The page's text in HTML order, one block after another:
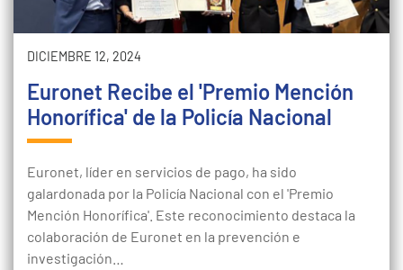
DICIEMBRE 12, 2024
Euronet Recibe el 'Premio Mención
Honorífica' de la Policía Nacional
Euronet, líder en servicios de pago, ha sido
galardonada por la Policía Nacional con el 'Premio
Mención Honorífica'. Este reconocimiento destaca la
colaboración de Euronet en la prevención e
investigación…